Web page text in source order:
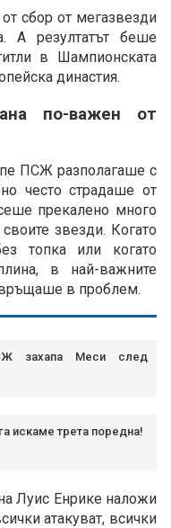
сбор от мегазвезди
А резултатът беше
в Шампионската
династия.
по-важен от
ПСЖ разполагаше с
често страдаше от
прекалено много
звезди. Когато
топка или когато
в най-важните
в проблем.
захапа Меси след
искаме трета поредна!
Луис Енрике наложи
атакуват, всички